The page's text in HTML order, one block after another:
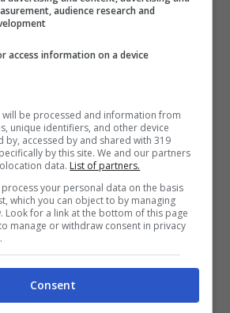
fantastico di Nostria. C’è
dal reclutamento, allo
del proprio esercito
in un mondo non
tradimenti, sacrifici e
Con grandi città vivaci, piccoli
a nord, ampie
zone umide, King’s
il più grande mondo aperto
abbia mai creato.
è disponibile su PlayStation 5
con un aggiornamento
audience research and
access information on a device
be processed and information from
unique identifiers, and other device
by, accessed by and shared with 319
by this site. We and our partners
data. List of partners.
your personal data on the basis
which you can object to by managing
Look for a link at the bottom of this page
manage or withdraw consent in privacy
Consent